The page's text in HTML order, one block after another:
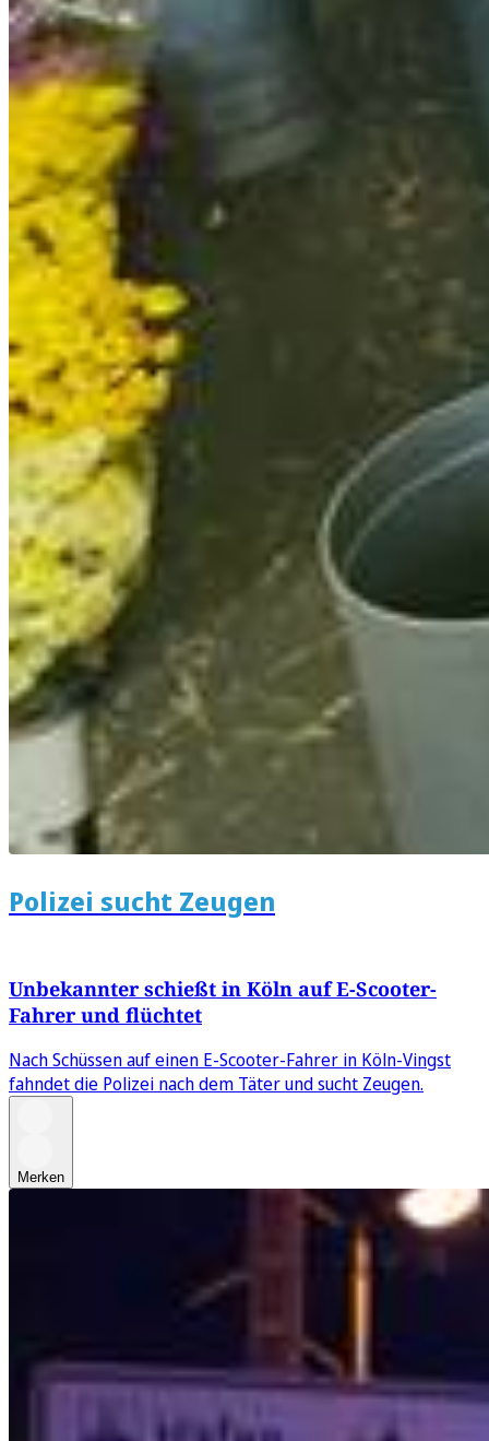
Polizei sucht Zeugen
Unbekannter schießt in Köln auf E-Scooter-
Fahrer und flüchtet
Nach Schüssen auf einen E-Scooter-Fahrer in Köln-Vingst
fahndet die Polizei nach dem Täter und sucht Zeugen.
Merken